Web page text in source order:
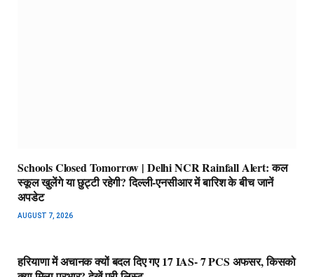
Schools Closed Tomorrow | Delhi NCR Rainfall Alert: कल
स्कूल खुलेंगे या छुट्टी रहेगी? दिल्ली-एनसीआर में बारिश के बीच जानें
अपडेट
AUGUST 7, 2026
हरियाणा में अचानक क्यों बदल दिए गए 17 IAS- 7 PCS अफसर, किसको